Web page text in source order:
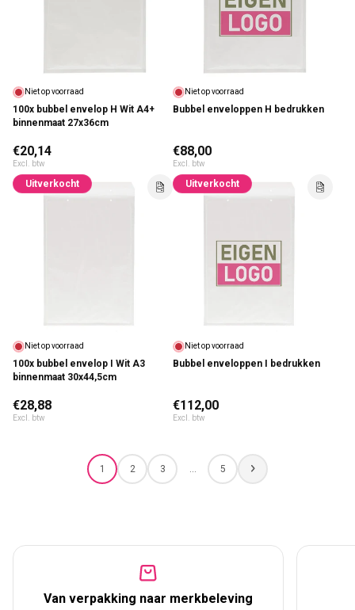
Niet op voorraad
100x bubbel envelop H Wit A4+
binnenmaat 27x36cm
Normale prijs
€20,14
Excl. btw
Niet op voorraad
Bubbel enveloppen H bedrukken
Normale prijs
€88,00
Excl. btw
Uitverkocht
Niet op voorraad
100x bubbel envelop I Wit A3
binnenmaat 30x44,5cm
Normale prijs
€28,88
Excl. btw
Uitverkocht
Niet op voorraad
Bubbel enveloppen I bedrukken
Normale prijs
€112,00
Excl. btw
1 2 3 … 5
Van verpakking naar merkbeleving